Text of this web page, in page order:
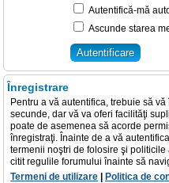
Autentifică-mă
Ascunde starea
Înregistrare
Pentru a vă autentifica, trebuie să
secunde, dar vă va oferi facilităţi
poate de asemenea să acorde
înregistraţi. Înainte de a vă
termenii noştri de folosire şi
citit regulile forumului înainte să
Termeni de utilizare
Politica de